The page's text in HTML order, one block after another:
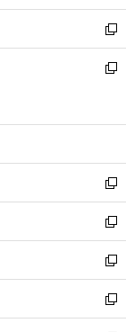
開
く
ウ
で
開
く
ン
ド
ウ
で
ウ
ィ
ン
ド
開
新
し
い
ン
ウ
で
開
く
新
ウ
ン
ド
ウ
で
開
く
新
し
い
ウ
ィ
ン
ド
ウ
新
し
い
ウ
ィ
ン
新
し
い
ウ
新
し